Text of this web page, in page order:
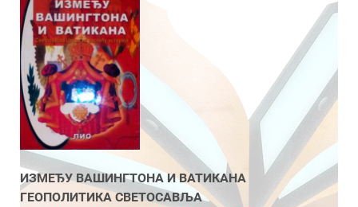
ИЗМЕЂУ ВАШИНГТОНА И ВАТИКАНА
ГЕОПОЛИТИКА СВЕТОСАВЉА